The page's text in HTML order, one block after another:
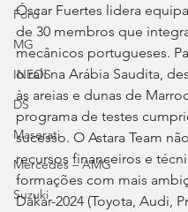
Ford
MG
INEOS
DS
Maserati
Mercedes – AMG
Suzuki
Óscar Fuertes lidera
de 30 membros que
mecânicos portugueses.
o rali na Arábia Saudita,
às areias e dunas de
programa de testes
sucesso. O Astara Team
recursos financeiros e
formações com mais
Dakar-2024 (Toyota, Audi,